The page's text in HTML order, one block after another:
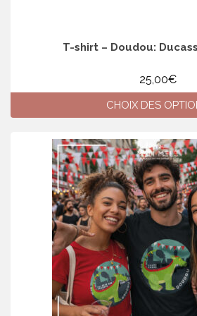
T-shirt – Doudou:
25,00€
CHOIX DES
produit
a
plusieurs
Les
options
peuvent
être
choisies
sur
la
page